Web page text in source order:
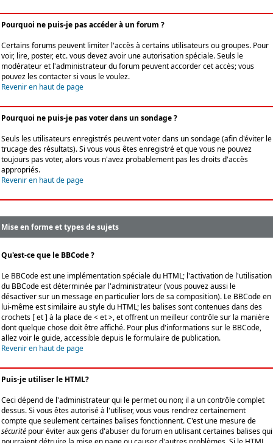
Pourquoi ne puis-je pas accéder à un forum ?
Certains forums peuvent limiter l'accès à certains utilisateurs ou groupes. Pour
voir, lire, poster, etc. vous devez avoir une autorisation spéciale. Seuls le
modérateur et l'administrateur du forum peuvent accorder cet accès; vous
pouvez les contacter si vous le voulez.
Revenir en haut de page
Pourquoi ne puis-je pas voter dans un sondage ?
Seuls les utilisateurs enregistrés peuvent voter dans un sondage (afin d'éviter le
trucage des résultats). Si vous vous êtes enregistré et que vous ne pouvez
toujours pas voter, alors vous n'avez probablement pas les droits d'accès
appropriés.
Revenir en haut de page
Mise en forme et types de sujets
Qu'est-ce que le BBCode ?
Le BBCode est une implémentation spéciale du HTML; l'activation de l'utilisation
du BBCode est déterminée par l'administrateur (vous pouvez aussi le
désactiver sur un message en particulier lors de sa composition). Le BBCode en
lui-même est similaire au style du HTML; les balises sont contenues dans des
crochets [ et ] à la place de < et >, et offrent un meilleur contrôle sur la manière
dont quelque chose doit être affiché. Pour plus d'informations sur le BBCode,
allez voir le guide, accessible depuis le formulaire de publication.
Revenir en haut de page
Puis-je utiliser le HTML?
Ceci dépend de l'administrateur qui le permet ou non; il a un contrôle complet
dessus. Si vous êtes autorisé à l'utiliser, vous vous rendrez certainement
compte que seulement certaines balises fonctionnent. C'est une mesure de
sécurité pour éviter aux gens d'abuser du forum en utilisant certaines balises qui